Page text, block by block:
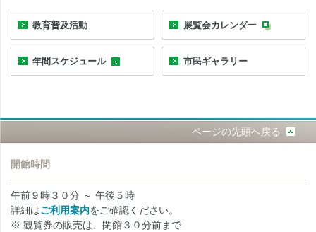
教育普及活動 展覧会カレンダー
年間スケジュール 市民ギャラリー
ページの先頭へ戻る
開館時間
午前９時３０分 ～ 午後５時
詳細はご利用案内をご確認ください。
※ 観覧券の販売は、閉館３０分前まで